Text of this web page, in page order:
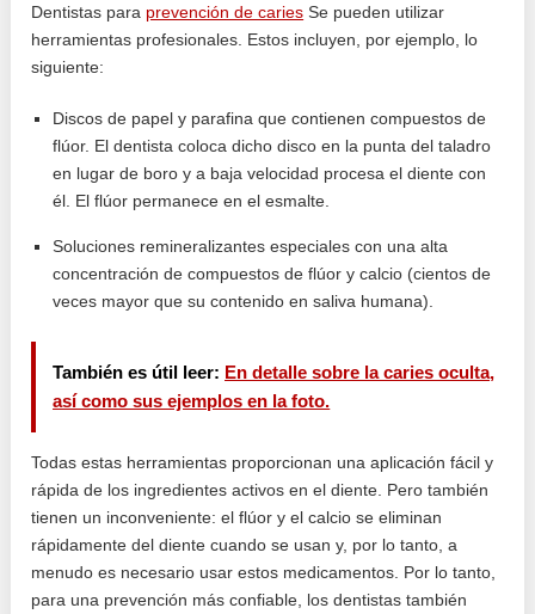
Dentistas para prevención de caries Se pueden utilizar
herramientas profesionales. Estos incluyen, por ejemplo, lo
siguiente:
Discos de papel y parafina que contienen compuestos de
flúor. El dentista coloca dicho disco en la punta del taladro
en lugar de boro y a baja velocidad procesa el diente con
él. El flúor permanece en el esmalte.
Soluciones remineralizantes especiales con una alta
concentración de compuestos de flúor y calcio (cientos de
veces mayor que su contenido en saliva humana).
También es útil leer: En detalle sobre la caries oculta,
así como sus ejemplos en la foto.
Todas estas herramientas proporcionan una aplicación fácil y
rápida de los ingredientes activos en el diente. Pero también
tienen un inconveniente: el flúor y el calcio se eliminan
rápidamente del diente cuando se usan y, por lo tanto, a
menudo es necesario usar estos medicamentos. Por lo tanto,
para una prevención más confiable, los dentistas también